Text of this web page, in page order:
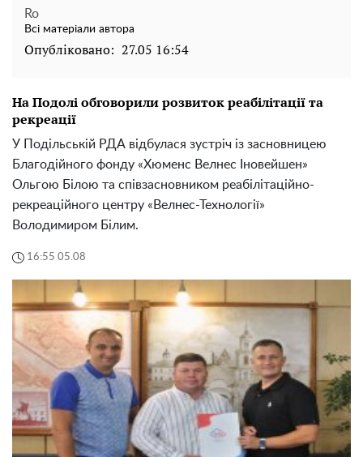
Ro
Всі матеріали автора
Опубліковано: 27.05 16:54
На Подолі обговорили розвиток реабілітації та
рекреації
У Подільській РДА відбулася зустріч із засновницею
Благодійного фонду «Хюменс Велнес Іновейшен»
Ольгою Білою та співзасновником реабілітаційно-
рекреаційного центру «Велнес-Технології»
Володимиром Білим.
16:55 05.08